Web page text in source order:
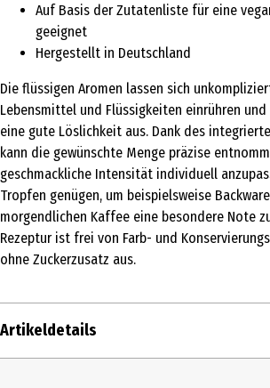
Auf Basis der Zutatenliste für eine
geeignet
Hergestellt in Deutschland
Die flüssigen Aromen lassen sich
Lebensmittel und Flüssigkeiten einrühren
eine gute Löslichkeit aus. Dank des
kann die gewünschte Menge präzise
geschmackliche Intensität individuell
Tropfen genügen, um beispielsweise
morgendlichen Kaffee eine besondere Note
Rezeptur ist frei von Farb- und
ohne Zuckerzusatz aus.
Artikeldetails